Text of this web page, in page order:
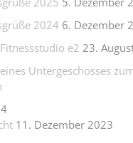
2024 6. Dezember
e2 23.
Untergeschosses
11. Dezember 2023